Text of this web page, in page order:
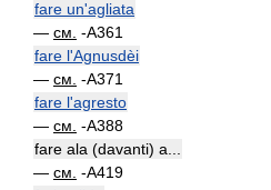
fare un'agliata
— см. -A361
fare l'Agnusdèi
— см. -A371
fare l'agresto
— см. -A388
fare ala (davanti) a...
— см. -A419